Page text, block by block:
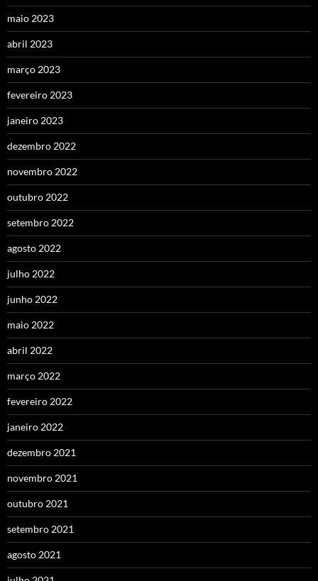
maio 2023
abril 2023
março 2023
fevereiro 2023
janeiro 2023
dezembro 2022
novembro 2022
outubro 2022
setembro 2022
agosto 2022
julho 2022
junho 2022
maio 2022
abril 2022
março 2022
fevereiro 2022
janeiro 2022
dezembro 2021
novembro 2021
outubro 2021
setembro 2021
agosto 2021